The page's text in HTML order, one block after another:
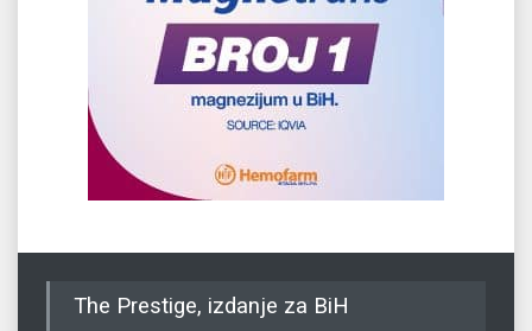
The Prestige, izdanje za BiH